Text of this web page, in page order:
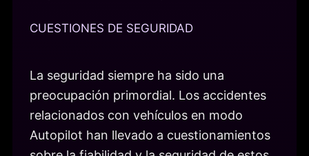
CUESTIONES DE SEGURIDAD
La seguridad siempre ha sido una
preocupación primordial. Los accidentes
relacionados con vehículos en modo
Autopilot han llevado a cuestionamientos